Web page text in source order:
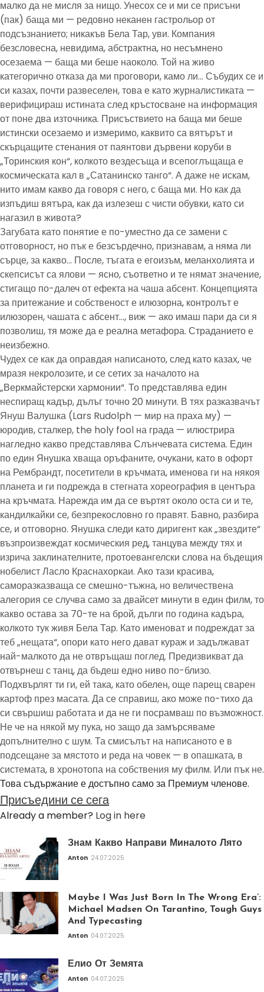
малко да не мисля за нищо. Унесох се и ми се присъни
(пак) баща ми — редовно неканен гастрольор от
подсъзнанието; никакъв Бела Тар, уви. Компания
безсловесна, невидима, абстрактна, но несъмнено
осезаема — баща ми беше наоколо. Той на живо
категорично отказа да ми проговори, камо ли… Събудих се и
си казах, почти развеселен, това е като журналистиката —
верифицираш истината след кръстосване на информация
от поне два източника. Присъствието на баща ми беше
истински осезаемо и измеримо, каквито са вятърът и
скърцащите стенания от паянтови дървени коруби в
„Торинския кон“, колкото вездесъща и всепоглъщаща е
космическата кал в „Сатанинско танго“. А даже не искам,
нито имам какво да говоря с него, с баща ми. Но как да
изпъдиш вятъра, как да излезеш с чисти обувки, като си
нагазил в живота?
Загубата като понятие е по-уместно да се замени с
отговорност, но пък е безсърдечно, признавам, а няма ли
сърце, за какво… После, тъгата е егоизъм, меланхолията и
скепсисът са ялови — ясно, съответно и те нямат значение,
стигащо по-далеч от ефекта на чаша абсент. Концепцията
за притежание и собственост е илюзорна, контролът е
илюзорен, чашата с абсент…, виж — ако имаш пари да си я
позволиш, тя може да е реална метафора. Страданието е
неизбежно.
Чудех се как да оправдая написаното, след като казах, че
мразя некролозите, и се сетих за началото на
„Веркмайстерски хармонии“. То представлява един
неспиращ кадър, дълъг точно 20 минути. В тях разказвачът
Януш Валушка (Lars Rudolph — мир на праха му) —
юродив, сталкер, the holy fool на града — илюстрира
нагледно какво представлява Слънчевата система. Един
по един Янушка хваща оръфаните, очукани, като в офорт
на Рембрандт, посетители в кръчмата, именова ги на някоя
планета и ги подрежда в стегната хореография в центъра
на кръчмата. Нарежда им да се въртят около оста си и те,
кандилкайки се, безпрекословно го правят. Бавно, разбира
се, и отговорно. Янушка следи като диригент как „звездите“
възпроизвеждат космическия ред, танцува между тях и
изрича заклинателните, протоевангелски слова на бъдещия
нобелист Ласло Краснахоркаи. Ако тази красива,
саморазказваща се смешно-тъжна, но величествена
алегория се случва само за двайсет минути в един филм, то
какво остава за 70-те на брой, дълги по година кадъра,
колкото тук живя Бела Тар. Като именоват и подреждат за
теб „нещата“, опори като него дават кураж и задължават
най-малкото да не отвръщаш поглед. Предизвикват да
отвърнеш с танц, да бъдеш едно ниво по-близо.
Подхвърлят ти ги, ей така, като обелен, още парещ сварен
картоф през масата. Да се справиш, ако може по-тихо да
си свършиш работата и да не ги посрамваш по възможност.
Не че на някой му пука, но защо да замърсяваме
допълнително с шум. Та смисълът на написаното е в
подсещане за мястото и реда на човек — в опашката, в
системата, в хронотопа на собствения му филм. Или пък не.
Това съдържание е достъпно само за Премиум членове.
Присъедини се сега
Already a member? Log in here
Знам Какво Направи Миналото Лято
Anton 24.07.2025
Maybe I Was Just Born In The Wrong Era’:
Michael Madsen On Tarantino, Tough Guys
And Typecasting
Anton 04.07.2025
Елио От Земята
Anton 04.07.2025